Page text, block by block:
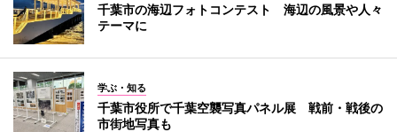
千葉市の海辺フォトコンテスト 海辺の風景や人々
テーマに
学ぶ・知る
千葉市役所で千葉空襲写真パネル展 戦前・戦後の
市街地写真も